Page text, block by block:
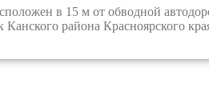
в 15 м от обводной
Канского района Красноярского